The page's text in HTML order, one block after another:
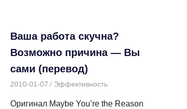
Ваша работа скучна?
Возможно причина — Вы
сами (перевод)
2010-01-07 Дмитрий
Эффективность
Оригинал Maybe You’re the Reason